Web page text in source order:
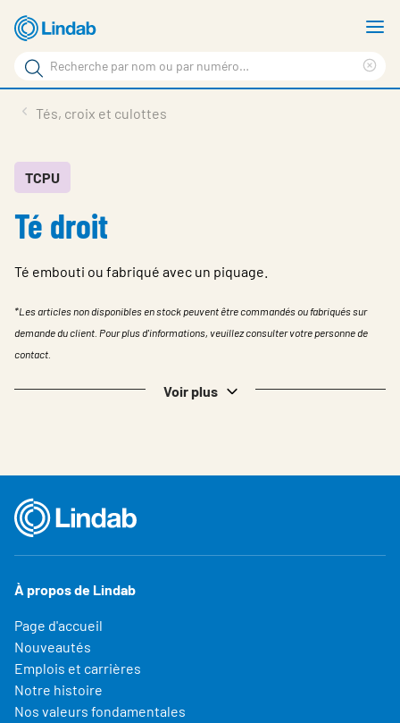
Aller
au
contenu
principal
Rechercher
Rechercher
sur
site
En vedette
À propos de Lindab
Identification
Tés, croix et culottes
TCPU
Té droit
Té embouti ou fabriqué avec un piquage.
*Les articles non disponibles en stock peuvent être commandés ou fabriqués sur
demande du client. Pour plus d'informations, veuillez consulter votre personne de
contact.
Voir plus
À propos de Lindab
Page d'accueil
Nouveautés
Emplois et carrières
Notre histoire
Nos valeurs fondamentales